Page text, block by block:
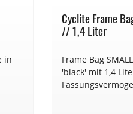
in
Cyclite Frame
// 1,4 Liter
Frame Bag
'black' mit 1,4